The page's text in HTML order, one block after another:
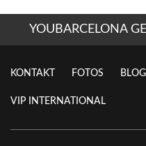
YOUBARCELONA
KONTAKT FOTOS BLOG
VIP INTERNATIONAL